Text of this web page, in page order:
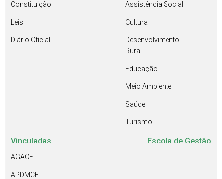
Constituição
Leis
Diário Oficial
Assistência Social
Cultura
Desenvolvimento
Rural
Educação
Meio Ambiente
Saúde
Turismo
Vinculadas
AGACE
APDMCE
Escola de Gestão